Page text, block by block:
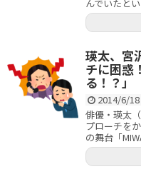
んでいたと
瑛太、宮
チに困惑
る！？」
2014/6/18
俳優・瑛太
プローチを
の舞台「